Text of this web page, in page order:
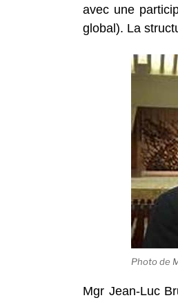
avec une
global). La
Photo de
Mgr Jean-Luc